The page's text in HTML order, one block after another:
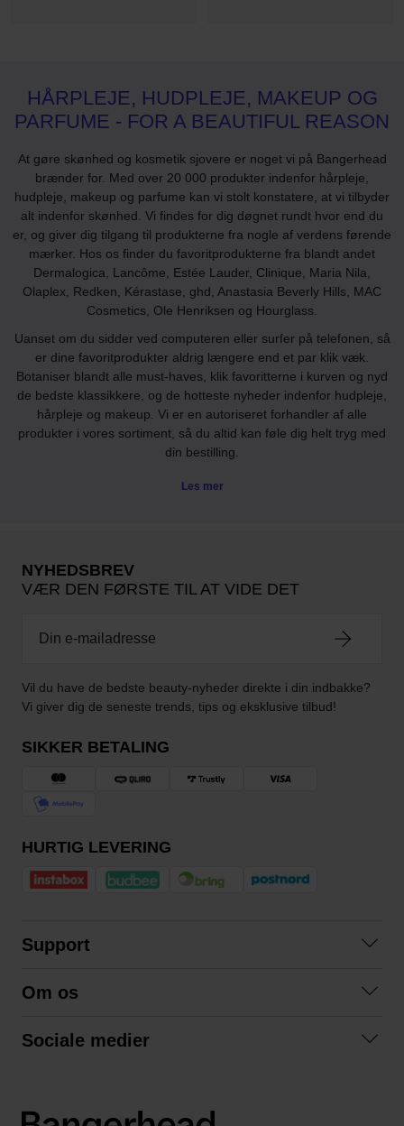
HÅRPLEJE, HUDPLEJE, MAKEUP OG
PARFUME - FOR A BEAUTIFUL REASON
At gøre skønhed og kosmetik sjovere er noget vi på Bangerhead
brænder for. Med over 20 000 produkter indenfor hårpleje,
hudpleje, makeup og parfume kan vi stolt konstatere, at vi tilbyder
alt indenfor skønhed. Vi findes for dig døgnet rundt hvor end du
er, og giver dig tilgang til produkterne fra nogle af verdens førende
mærker. Hos os finder du favoritprodukterne fra blandt andet
Dermalogica, Lancôme, Estée Lauder, Clinique, Maria Nila,
Olaplex, Redken, Kérastase, ghd, Anastasia Beverly Hills, MAC
Cosmetics, Ole Henriksen og Hourglass.
Uanset om du sidder ved computeren eller surfer på telefonen, så
er dine favoritprodukter aldrig længere end et par klik væk.
Botaniser blandt alle must-haves, klik favoritterne i kurven og nyd
de bedste klassikkere, og de hotteste nyheder indenfor hudpleje,
hårpleje og makeup. Vi er en autoriseret forhandler af alle
produkter i vores sortiment, så du altid kan føle dig helt tryg med
din bestilling.
Les mer
NYHEDSBREV
VÆR DEN FØRSTE TIL AT VIDE DET
Vil du have de bedste beauty-nyheder direkte i din indbakke?
Vi giver dig de seneste trends, tips og eksklusive tilbud!
SIKKER BETALING
HURTIG LEVERING
Support
Betingelser
Om os
Sociale medier